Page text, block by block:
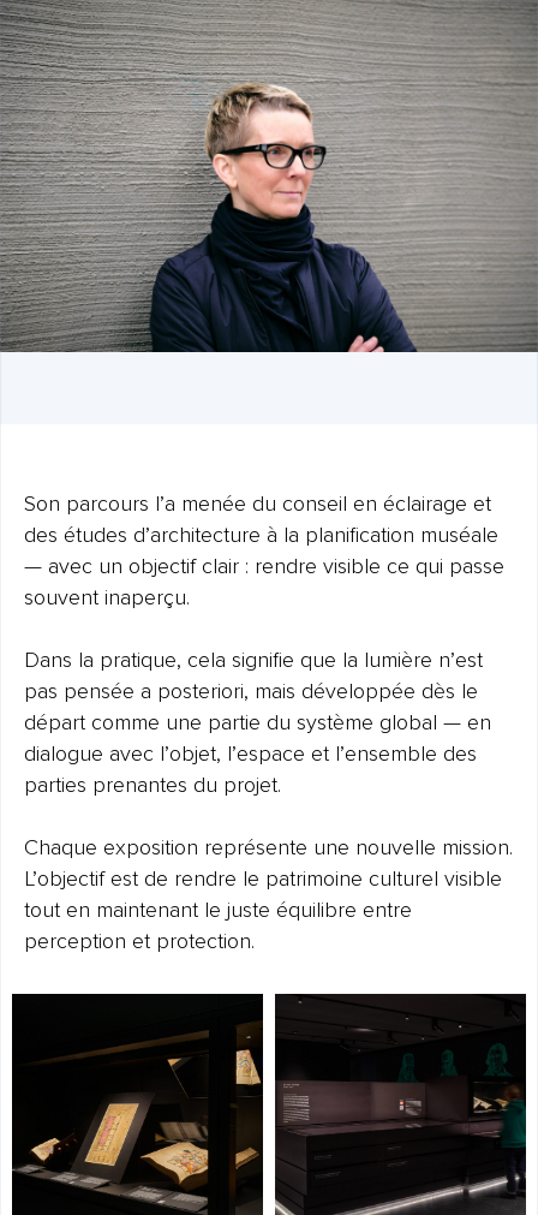
Son parcours l’a menée du conseil en éclairage et
des études d’architecture à la planification muséale
— avec un objectif clair : rendre visible ce qui passe
souvent inaperçu.
Dans la pratique, cela signifie que la lumière n’est
pas pensée a posteriori, mais développée dès le
départ comme une partie du système global — en
dialogue avec l’objet, l’espace et l’ensemble des
parties prenantes du projet.
Chaque exposition représente une nouvelle mission.
L’objectif est de rendre le patrimoine culturel visible
tout en maintenant le juste équilibre entre
perception et protection.